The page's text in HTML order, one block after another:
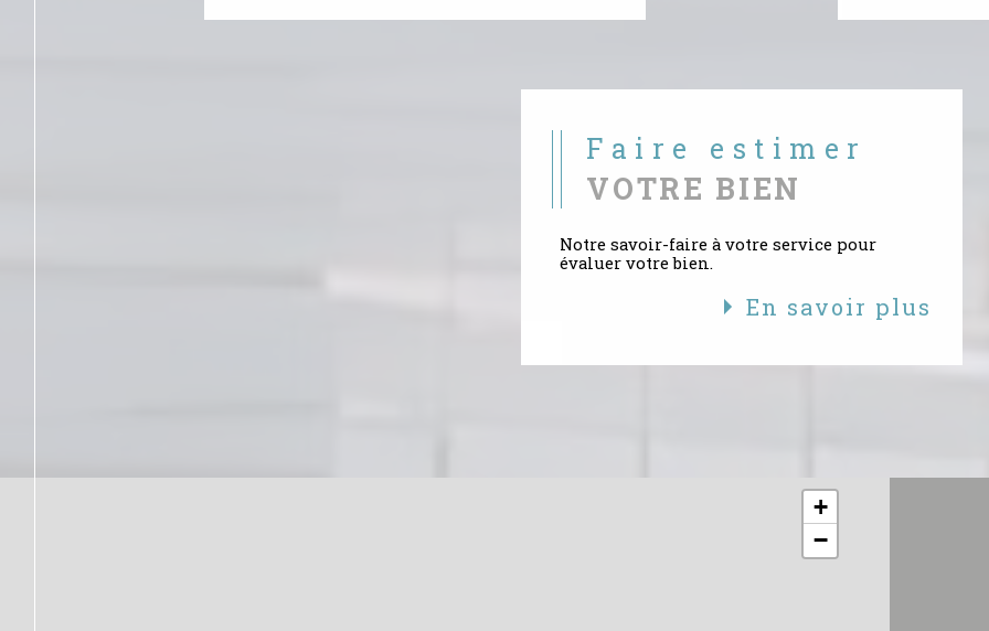
Faire estimer
VOTRE BIEN
Notre savoir-faire à votre service pour
évaluer votre bien.
En savoir plus
+
−